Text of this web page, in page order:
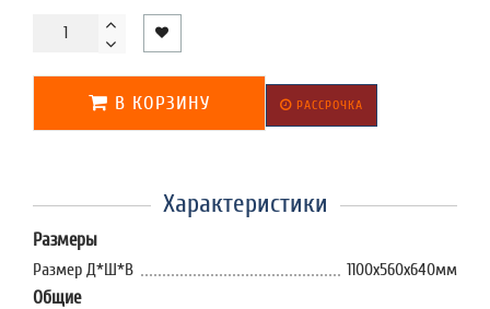
В КОРЗИНУ РАССРОЧКА
Характеристики
Размеры
Размер Д*Ш*В 1100х560х640мм
Общие